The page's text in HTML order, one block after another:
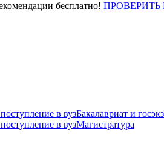
бесплатно!
Бакалавриат и
Магистратура